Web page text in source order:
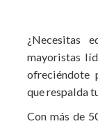
¿Necesitas
mayoristas
ofreciéndote
que respalda
Con más de